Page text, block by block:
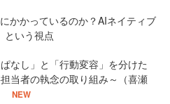
かかっているのか？AIネイティブ
という視点
なし」と「行動変容」を分けた
当者の執念の取り組み～（喜瀬
NEW